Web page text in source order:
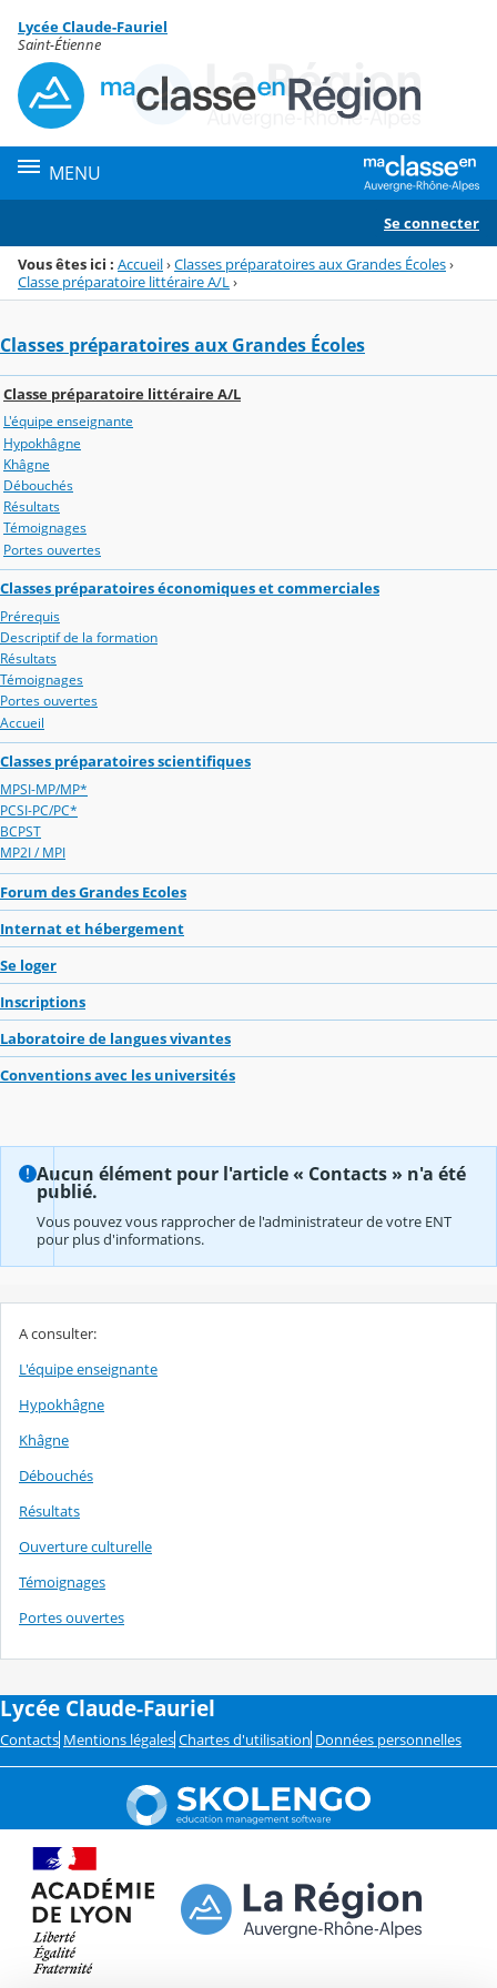
Menu de la rubrique
Contenu
Lycée Claude-Fauriel
Saint-Étienne
MENU
Se connecter
Vous êtes ici : Accueil›Classes préparatoires aux Grandes Écoles›
Classe préparatoire littéraire A/L ›
Classes préparatoires aux Grandes Écoles
Classe préparatoire littéraire A/L
L'équipe enseignante
Hypokhâgne
Khâgne
Débouchés
Résultats
Témoignages
Portes ouvertes
Classes préparatoires économiques et commerciales
Prérequis
Descriptif de la formation
Résultats
Témoignages
Portes ouvertes
Accueil
Classes préparatoires scientifiques
MPSI-MP/MP*
PCSI-PC/PC*
BCPST
MP2I / MPI
Forum des Grandes Ecoles
Internat et hébergement
Se loger
Inscriptions
Laboratoire de langues vivantes
Conventions avec les universités
Aucun élément pour l'article « Contacts » n'a été
publié.
Vous pouvez vous rapprocher de l'administrateur de votre ENT
pour plus d'informations.
A consulter:
L'équipe enseignante
Hypokhâgne
Khâgne
Débouchés
Résultats
Ouverture culturelle
Témoignages
Portes ouvertes
Lycée Claude-Fauriel
Contacts Mentions légales Chartes d'utilisation Données personnelles